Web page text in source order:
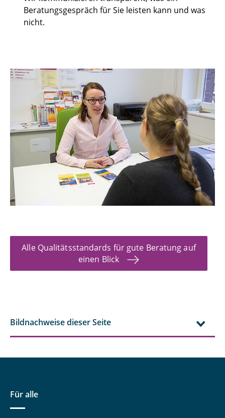
Beratungsgespräch für Sie leisten kann und was
nicht.
Alle Qualitätsstandards für gute Beratung auf
einen Blick
Bildnachweise dieser Seite
Für alle